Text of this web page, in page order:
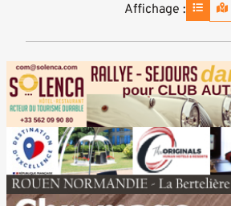
Affichage :